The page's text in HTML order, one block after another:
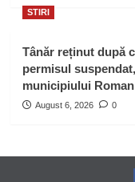
STIRI
Tânăr reținut după
permisul
municipiului Roman
August 6, 2026 0